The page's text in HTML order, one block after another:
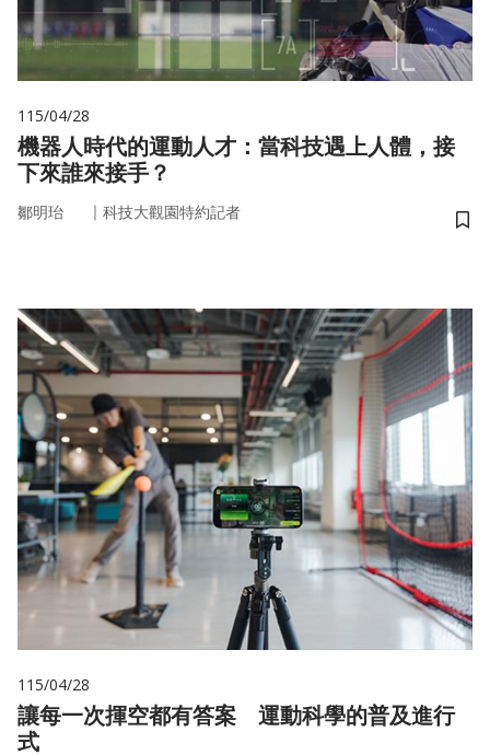
115/04/28
機器人時代的運動人才：當科技遇上人體，接
下來誰來接手？
鄒明珆 ｜ 科技大觀園特約記者
儲
115/04/28
讓每一次揮空都有答案 運動科學的普及進行
式